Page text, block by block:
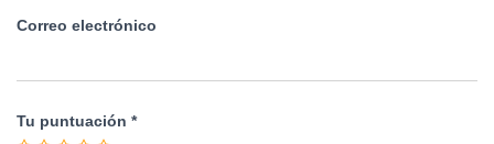
Correo electrónico
Tu puntuación *